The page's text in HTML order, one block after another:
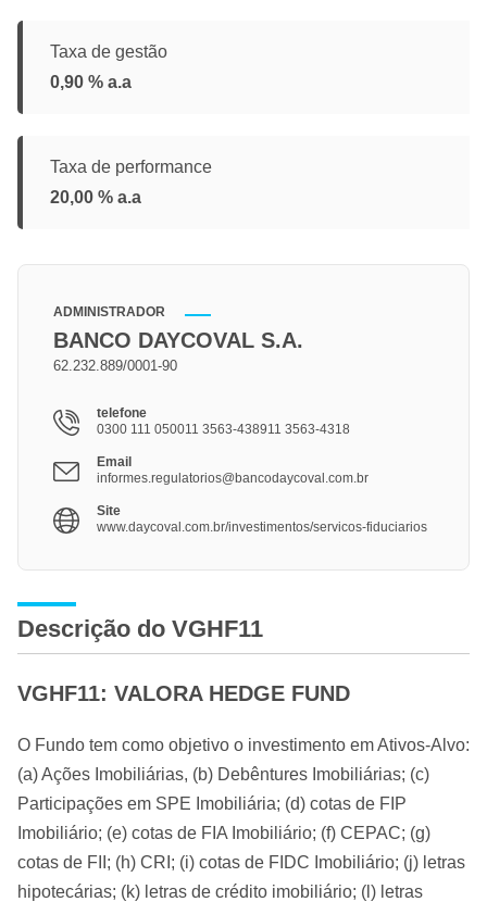
Taxa de gestão
0,90 % a.a
Taxa de performance
20,00 % a.a
ADMINISTRADOR
BANCO DAYCOVAL S.A.
62.232.889/0001-90
telefone
0300 111 050011 3563-438911 3563-4318
Email
informes.regulatorios@bancodaycoval.com.br
Site
www.daycoval.com.br/investimentos/servicos-fiduciarios
Descrição do VGHF11
VGHF11: VALORA HEDGE FUND
O Fundo tem como objetivo o investimento em Ativos-Alvo:
(a) Ações Imobiliárias, (b) Debêntures Imobiliárias; (c)
Participações em SPE Imobiliária; (d) cotas de FIP
Imobiliário; (e) cotas de FIA Imobiliário; (f) CEPAC; (g)
cotas de FII; (h) CRI; (i) cotas de FIDC Imobiliário; (j) letras
hipotecárias; (k) letras de crédito imobiliário; (l) letras